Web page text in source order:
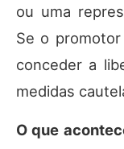
ou uma
Se o
conceder a
medidas
O que